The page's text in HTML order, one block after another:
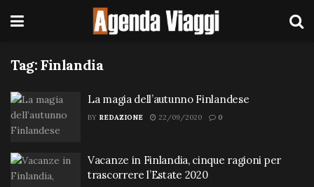
Tag: Finlandia
La magia dell’autunno Finlandese
BY REDAZIONE 22/09/2020 0
Vacanze in Finlandia, cinque ragioni per
trascorrere l’Estate 2020